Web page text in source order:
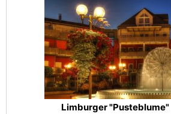
Limburger "Pusteblume"